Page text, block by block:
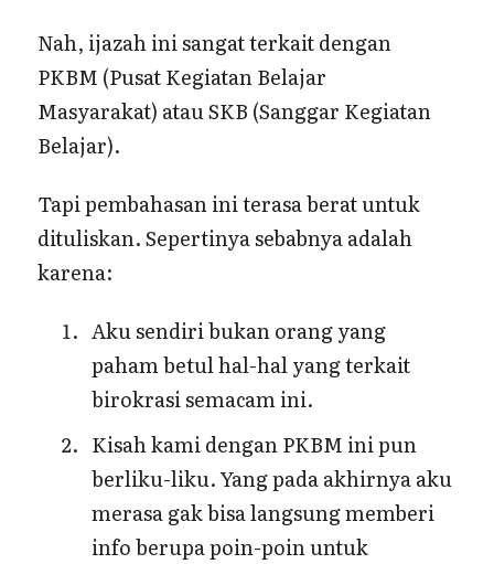
Nah, ijazah ini sangat terkait dengan
PKBM (Pusat Kegiatan Belajar
Masyarakat) atau SKB (Sanggar Kegiatan
Belajar).
Tapi pembahasan ini terasa berat untuk
dituliskan. Sepertinya sebabnya adalah
karena:
Aku sendiri bukan orang yang
paham betul hal-hal yang terkait
birokrasi semacam ini.
Kisah kami dengan PKBM ini pun
berliku-liku. Yang pada akhirnya aku
merasa gak bisa langsung memberi
info berupa poin-poin untuk